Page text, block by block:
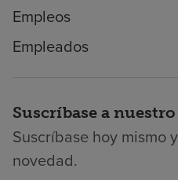
Empleos
Empleados
Suscríbase a
Suscríbase hoy mismo
novedad.